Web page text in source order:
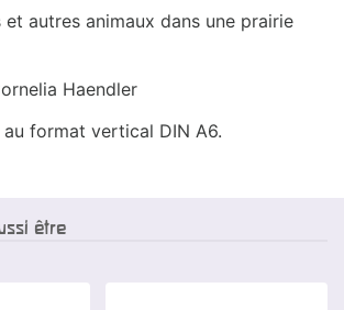
et autres animaux dans une prairie
Haendler
format vertical DIN A6.
être